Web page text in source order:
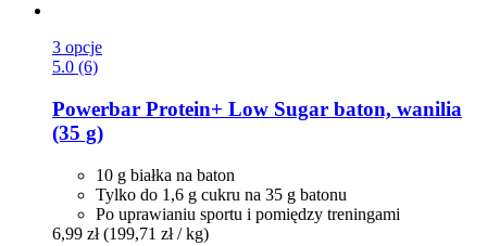
3 opcje
5.0 (6)
Powerbar Protein+ Low Sugar baton, wanilia
(35 g)
10 g białka na baton
Tylko do 1,6 g cukru na 35 g batonu
Po uprawianiu sportu i pomiędzy treningami
6,99 zł (199,71 zł / kg)